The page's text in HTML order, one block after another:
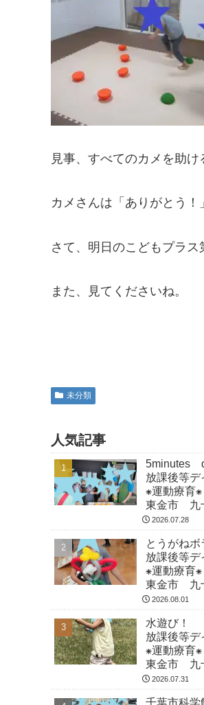
見事、すべてのカメを助け
カメさんは「ありがとう！
さて、明日のこどもプラス
また、見てくださいね。
未分類
人気記事
5minutes
放課後等
⁕運動療
東金市 九
2026.07.28
とうがね
放課後等
⁕運動療
東金市 九
2026.08.01
水遊び！
放課後等
⁕運動療
東金市 九
2026.07.31
千葉市科学